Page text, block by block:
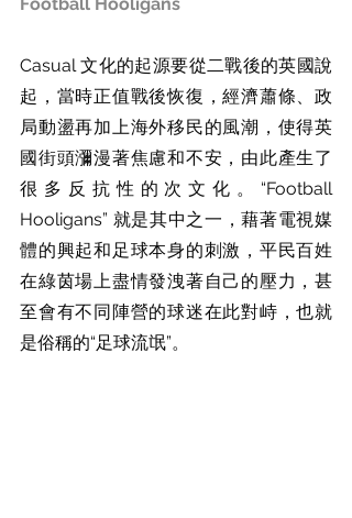
Casual 文化的起源要從二戰後的英國說
起，當時正值戰後恢復，經濟蕭條、政
局動盪再加上海外移民的風潮，使得英
國街頭瀰漫著焦慮和不安，由此產生了
很多反抗性的次文化。“Football
Hooligans” 就是其中之一，藉著電視媒
體的興起和足球本身的刺激，平民百姓
在綠茵場上盡情發洩著自己的壓力，甚
至會有不同陣營的球迷在此對峙，也就
是俗稱的“足球流氓”。